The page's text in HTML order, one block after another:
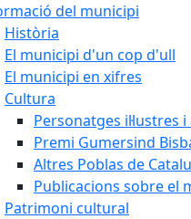
del municipi
Història
El municipi d'un cop d'ull
El municipi en xifres
Cultura
Personatges il·lustres
Premi Gumersind
Altres Poblas de
Publicacions sobre el
Patrimoni cultural